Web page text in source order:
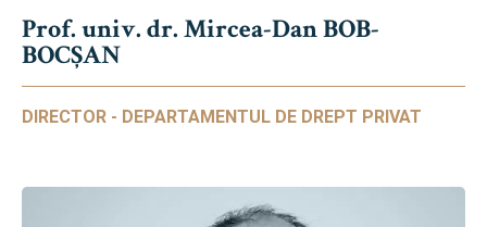
Prof. univ. dr. Mircea-Dan BOB-
BOCȘAN
DIRECTOR - DEPARTAMENTUL DE DREPT PRIVAT